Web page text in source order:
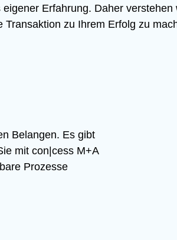
Erfahrung. Daher
Transaktion zu Ihrem Erfolg zu
Belangen. Es gibt
mit con|cess M+A
Prozesse